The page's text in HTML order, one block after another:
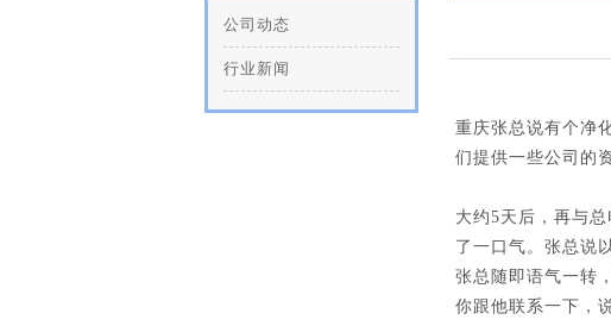
公司动态
行业新闻
重庆张总说有个净
们提供一些公司的
大约5天后，再与
了一口气。张总说
张总随即语气一转
你跟他联系一下，